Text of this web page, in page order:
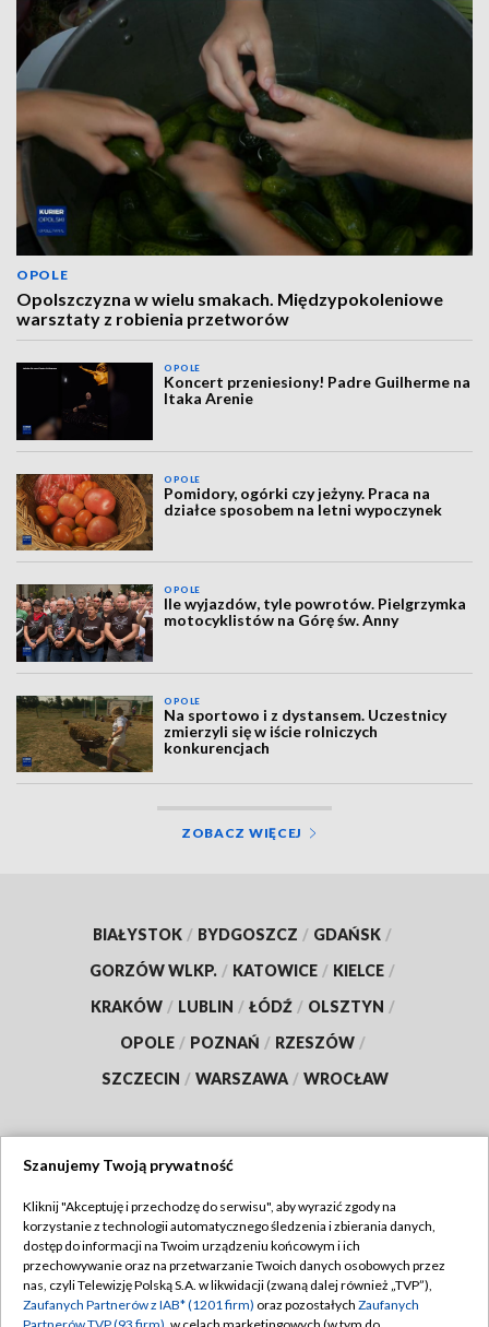
OPOLE
Opolszczyzna w wielu smakach. Międzypokoleniowe
warsztaty z robienia przetworów
OPOLE
Koncert przeniesiony! Padre Guilherme na
Itaka Arenie
OPOLE
Pomidory, ogórki czy jeżyny. Praca na
działce sposobem na letni wypoczynek
OPOLE
Ile wyjazdów, tyle powrotów. Pielgrzymka
motocyklistów na Górę św. Anny
OPOLE
Na sportowo i z dystansem. Uczestnicy
zmierzyli się w iście rolniczych
konkurencjach
ZOBACZ WIĘCEJ
BIAŁYSTOK / BYDGOSZCZ / GDAŃSK /
GORZÓW WLKP. / KATOWICE / KIELCE /
KRAKÓW / LUBLIN / ŁÓDŹ / OLSZTYN /
OPOLE / POZNAŃ / RZESZÓW /
SZCZECIN / WARSZAWA / WROCŁAW
TVP
Abonament TVP
Emisja w TVP
Regulamin TVP
Polityka prywatności
Szanujemy Twoją prywatność
Kliknij "Akceptuję i przechodzę do serwisu", aby wyrazić zgody na
korzystanie z technologii automatycznego śledzenia i zbierania danych,
dostęp do informacji na Twoim urządzeniu końcowym i ich
przechowywanie oraz na przetwarzanie Twoich danych osobowych przez
nas, czyli Telewizję Polską S.A. w likwidacji (zwaną dalej również „TVP”),
Zaufanych Partnerów z IAB* (1201 firm) oraz pozostałych Zaufanych